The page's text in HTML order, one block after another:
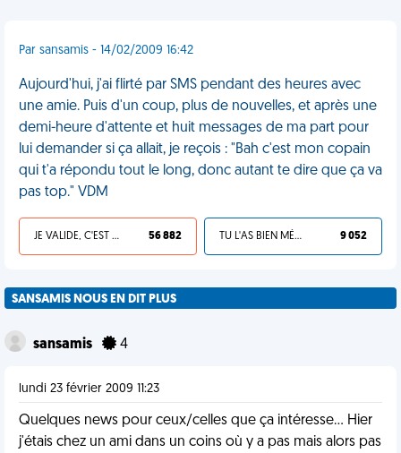
Par sansamis - 14/02/2009 16:42
Aujourd'hui, j'ai flirté par SMS pendant des heures avec
une amie. Puis d'un coup, plus de nouvelles, et après une
demi-heure d'attente et huit messages de ma part pour
lui demander si ça allait, je reçois : "Bah c'est mon copain
qui t'a répondu tout le long, donc autant te dire que ça va
pas top." VDM
JE VALIDE, C'EST UNE VDM 56 882 TU L'AS BIEN MÉRITÉ 9 052
SANSAMIS NOUS EN DIT PLUS
sansamis 4
lundi 23 février 2009 11:23
Quelques news pour ceux/celles que ça intéresse... Hier
j'étais chez un ami dans un coins où y a pas mais alors pas